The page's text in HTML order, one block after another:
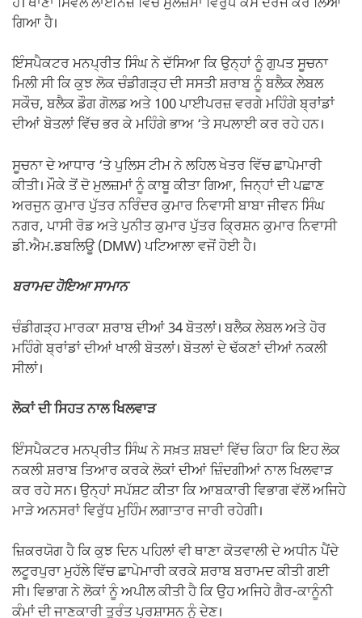
ਹੈ। ਥਾਣਾ ਸਿਵਲ ਲਾਈਨਜ਼ ਵਿੱਚ ਮੁਲਜ਼ਮਾਂ ਵਿਰੁੱਧ ਕੇਸ ਦਰਜ ਕਰ ਲਿਆ
ਗਿਆ ਹੈ।
ਇੰਸਪੈਕਟਰ ਮਨਪ੍ਰੀਤ ਸਿੰਘ ਨੇ ਦੱਸਿਆ ਕਿ ਉਨ੍ਹਾਂ ਨੂੰ ਗੁਪਤ ਸੂਚਨਾ
ਮਿਲੀ ਸੀ ਕਿ ਕੁਝ ਲੋਕ ਚੰਡੀਗੜ੍ਹ ਦੀ ਸਸਤੀ ਸ਼ਰਾਬ ਨੂੰ ਬਲੈਕ ਲੇਬਲ
ਸਕੌਚ, ਬਲੈਕ ਡੌਗ ਗੋਲਡ ਅਤੇ 100 ਪਾਈਪਰਜ਼ ਵਰਗੇ ਮਹਿੰਗੇ ਬ੍ਰਾਂਡਾਂ
ਦੀਆਂ ਬੋਤਲਾਂ ਵਿੱਚ ਭਰ ਕੇ ਮਹਿੰਗੇ ਭਾਅ ‘ਤੇ ਸਪਲਾਈ ਕਰ ਰਹੇ ਹਨ।
ਸੂਚਨਾ ਦੇ ਆਧਾਰ ‘ਤੇ ਪੁਲਿਸ ਟੀਮ ਨੇ ਲਹਿਲ ਖੇਤਰ ਵਿੱਚ ਛਾਪੇਮਾਰੀ
ਕੀਤੀ। ਮੌਕੇ ਤੋਂ ਦੋ ਮੁਲਜ਼ਮਾਂ ਨੂੰ ਕਾਬੂ ਕੀਤਾ ਗਿਆ, ਜਿਨ੍ਹਾਂ ਦੀ ਪਛਾਣ
ਅਰਜੁਨ ਕੁਮਾਰ ਪੁੱਤਰ ਨਰਿੰਦਰ ਕੁਮਾਰ ਨਿਵਾਸੀ ਬਾਬਾ ਜੀਵਨ ਸਿੰਘ
ਨਗਰ, ਪਾਸੀ ਰੋਡ ਅਤੇ ਪੁਨੀਤ ਕੁਮਾਰ ਪੁੱਤਰ ਕ੍ਰਿਸ਼ਨ ਕੁਮਾਰ ਨਿਵਾਸੀ
ਡੀ.ਐਮ.ਡਬਲਿਊ (DMW) ਪਟਿਆਲਾ ਵਜੋਂ ਹੋਈ ਹੈ।
ਬਰਾਮਦ ਹੋਇਆ ਸਾਮਾਨ
ਚੰਡੀਗੜ੍ਹ ਮਾਰਕਾ ਸ਼ਰਾਬ ਦੀਆਂ 34 ਬੋਤਲਾਂ। ਬਲੈਕ ਲੇਬਲ ਅਤੇ ਹੋਰ
ਮਹਿੰਗੇ ਬ੍ਰਾਂਡਾਂ ਦੀਆਂ ਖਾਲੀ ਬੋਤਲਾਂ। ਬੋਤਲਾਂ ਦੇ ਢੱਕਣਾਂ ਦੀਆਂ ਨਕਲੀ
ਸੀਲਾਂ।
ਲੋਕਾਂ ਦੀ ਸਿਹਤ ਨਾਲ ਖਿਲਵਾੜ
ਇੰਸਪੈਕਟਰ ਮਨਪ੍ਰੀਤ ਸਿੰਘ ਨੇ ਸਖ਼ਤ ਸ਼ਬਦਾਂ ਵਿੱਚ ਕਿਹਾ ਕਿ ਇਹ ਲੋਕ
ਨਕਲੀ ਸ਼ਰਾਬ ਤਿਆਰ ਕਰਕੇ ਲੋਕਾਂ ਦੀਆਂ ਜ਼ਿੰਦਗੀਆਂ ਨਾਲ ਖਿਲਵਾੜ
ਕਰ ਰਹੇ ਸਨ। ਉਨ੍ਹਾਂ ਸਪੱਸ਼ਟ ਕੀਤਾ ਕਿ ਆਬਕਾਰੀ ਵਿਭਾਗ ਵੱਲੋਂ ਅਜਿਹੇ
ਮਾੜੇ ਅਨਸਰਾਂ ਵਿਰੁੱਧ ਮੁਹਿੰਮ ਲਗਾਤਾਰ ਜਾਰੀ ਰਹੇਗੀ।
ਜ਼ਿਕਰਯੋਗ ਹੈ ਕਿ ਕੁਝ ਦਿਨ ਪਹਿਲਾਂ ਵੀ ਥਾਣਾ ਕੋਤਵਾਲੀ ਦੇ ਅਧੀਨ ਪੈਂਦੇ
ਲਟੂਰਪੁਰਾ ਮੁਹੱਲੇ ਵਿੱਚ ਛਾਪੇਮਾਰੀ ਕਰਕੇ ਸ਼ਰਾਬ ਬਰਾਮਦ ਕੀਤੀ ਗਈ
ਸੀ। ਵਿਭਾਗ ਨੇ ਲੋਕਾਂ ਨੂੰ ਅਪੀਲ ਕੀਤੀ ਹੈ ਕਿ ਉਹ ਅਜਿਹੇ ਗੈਰ-ਕਾਨੂੰਨੀ
ਕੰਮਾਂ ਦੀ ਜਾਣਕਾਰੀ ਤੁਰੰਤ ਪ੍ਰਸ਼ਾਸਨ ਨੂੰ ਦੇਣ।